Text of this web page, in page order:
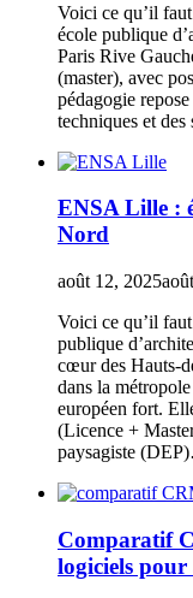
Voici ce qu’il
école publique
Paris Rive
(master), avec
pédagogie
techniques et
ENSA Lille :
Nord
août 12, 2025
Voici ce qu’il
publique
cœur des Hauts-
dans la
européen fort.
(Licence +
paysagiste
Comparatif
logiciels pour